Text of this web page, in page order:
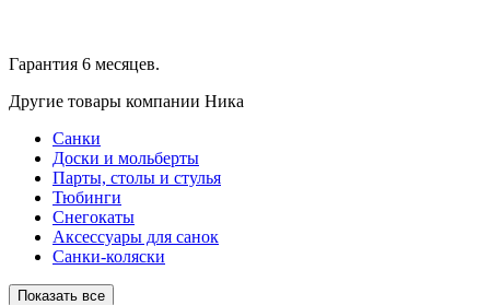
Гарантия 6 месяцев.
Другие товары компании Ника
Санки
Доски и мольберты
Парты, столы и стулья
Тюбинги
Снегокаты
Аксессуары для санок
Санки-коляски
Показать все